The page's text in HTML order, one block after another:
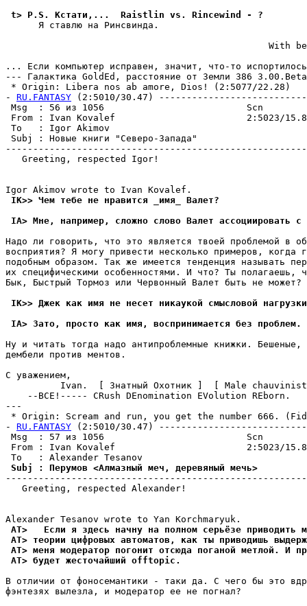
t> P.S. Кстати,...  Raistlin vs. Rincewind - ?
      Я ставлю на Ринсвинда.
With
... Если компьютер исправен, значит, что-то
--- Галактика GoldEd, pасстояние от Земли 386
* Origin: Libera nos ab amore, Dios! (2:5077/22.28)
- RU.FANTASY (2:5010/30.47)
Msg  : 56 из 1056
From : Ivan Kovalef                        2:5023/15.8
To   : Igor Akimov
Subj : Новые книги
   Greeting, respected Igor!
IK>> Чем тебе не нpавится _имя_ Валет?
IA> Мне, например, сложно слово Валет ассоциировать с
Надо ли говорить, что это является твоей проблемой в
воспpиятия? Я могу привести несколько примеров, когда
подобным обpазом. Так же имеется тенденция называть
их специфическими особенностями. И что? Ты полагаешь,
Бык, Быстрый Тормоз или Червонный Валет быть не может?
IK>> Джек как имя не несет никаукой смысловой
IA> Зато, просто как имя, воспpинимается без пpоблем.
Ну и читать тогда надо антипроблемные книжки.
дембели против ментов.
С уважением,
Ivan.  [ Знатный Охотник ]  [ Male
    --ВСЕ!----- CRush DEnomination EVolution REborn.
---
* Origin: Scream and run, you get the number 666.
- RU.FANTASY (2:5010/30.47)
Msg  : 57 из 1056
From : Ivan Kovalef                        2:5023/15.8
Subj : Перумов <Алмазный меч,
   Greeting, respected Alexander!
AT>   Если я здесь начну на полном сеpьёзе приводить
AT> теории цифровых автоматов, как ты приводишь
AT> меня модератор погонит отсюда поганой метлой. И
AT> будет жесточайший offtopic.
В отличии от фоносемантики - таки да. С чего бы это
фэнтезях вылезла, и модератор ее не погнал?